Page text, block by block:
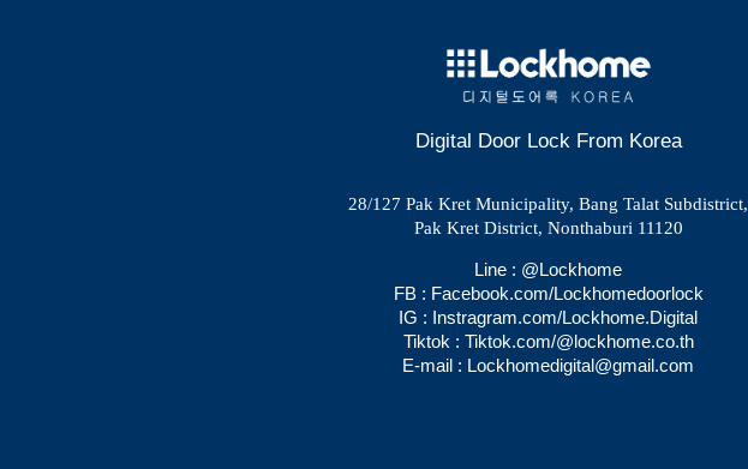
Digital Door Lock From Korea
28/127 Pak Kret Municipality, Bang Talat Subdistrict,
Pak Kret District, Nonthaburi 11120
Line : @Lockhome
FB : Facebook.com/Lockhomedoorlock
IG : Instragram.com/Lockhome.Digital
Tiktok : Tiktok.com/@lockhome.co.th
E-mail : Lockhomedigital@gmail.com